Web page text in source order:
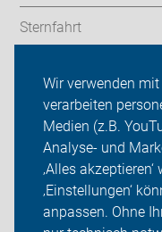
Wir verwenden
verarbeiten
Medien (z.B.
Analyse- und
‚Alles
‚Einstellungen‘
anpassen. Ohne
Sternfahrt
ADFC Berlin
Sei dabei
Presse
Login